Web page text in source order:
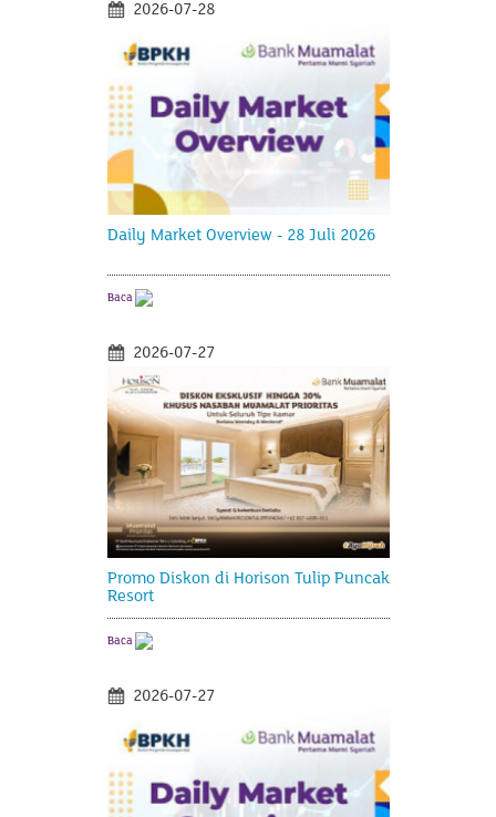
2026-07-28
Daily Market Overview - 28 Juli 2026
Baca
2026-07-27
Promo Diskon di Horison Tulip Puncak
Resort
Baca
2026-07-27